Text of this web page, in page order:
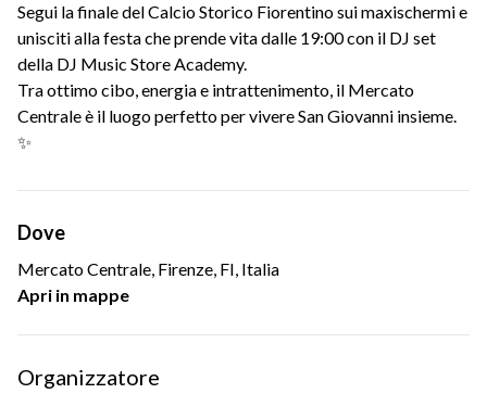
Segui la finale del Calcio Storico Fiorentino sui maxischermi e
unisciti alla festa che prende vita dalle 19:00 con il DJ set
della DJ Music Store Academy.
Tra ottimo cibo, energia e intrattenimento, il Mercato
Centrale è il luogo perfetto per vivere San Giovanni insieme.
✨
Dove
Mercato Centrale, Firenze, FI, Italia
Apri in mappe
Organizzatore